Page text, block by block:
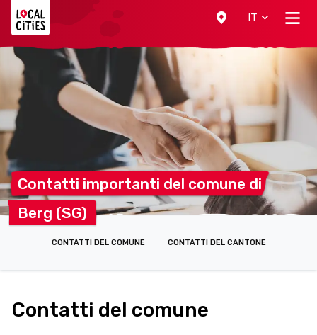
IT
Contatti importanti del comune di
Berg (SG)
CONTATTI DEL COMUNE CONTATTI DEL CANTONE
Contatti del comune